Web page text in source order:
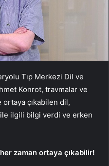
Tıp Merkezi Dil ve
Konrot, travmalar ve
ortaya çıkabilen dil,
ilgili bilgi verdi ve erken
zaman ortaya çıkabilir!